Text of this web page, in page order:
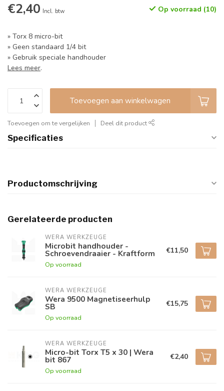
€2,40 Incl. btw Op voorraad (10)
» Torx 8 micro-bit
» Geen standaard 1/4 bit
» Gebruik speciale handhouder
Lees meer.
Toevoegen aan winkelwagen
Toevoegen om te vergelijken Deel dit product
Specificaties
Productomschrijving
Gerelateerde producten
WERA WERKZEUGE
Microbit handhouder -
Schroevendraaier - Kraftform
Op voorraad
€11,50
WERA WERKZEUGE
Wera 9500 Magnetiseerhulp
SB
Op voorraad
€15,75
WERA WERKZEUGE
Micro-bit Torx T5 x 30 | Wera
bit 867
Op voorraad
€2,40